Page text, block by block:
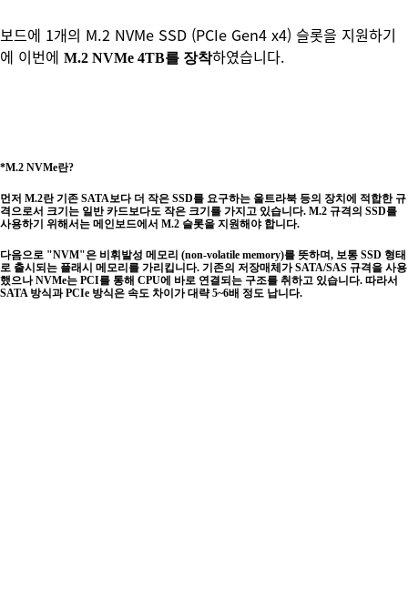
보드에 1개의 M.2 NVMe SSD (PCIe Gen4 x4) 슬롯을 지원하기
에 이번에 M.2 NVMe 4TB를 장착하였습니다.
*M.2 NVMe란?
​먼저 M.2란 기존 SATA보다 더 작은 SSD를 요구하는 울트라북 등의 장치에 적합한 규
격으로서 크기는 일반 카드보다도 작은 크기를 가지고 있습니다. M.2 규격의 SSD를
사용하기 위해서는 메인보드에서 M.2 슬롯을 지원해야 합니다.
다음으로 "NVM"은 비휘발성 메모리 (non-volatile memory)를 뜻하며, 보통 SSD 형태
로 출시되는 플래시 메모리를 가리킵니다. 기존의 저장매체가 SATA/SAS 규격을 사용
했으나 NVMe는 PCI를 통해 CPU에 바로 연결되는 구조를 취하고 있습니다. 따라서
SATA 방식과 PCIe 방식은 속도 차이가 대략 5~6배 정도 납니다.